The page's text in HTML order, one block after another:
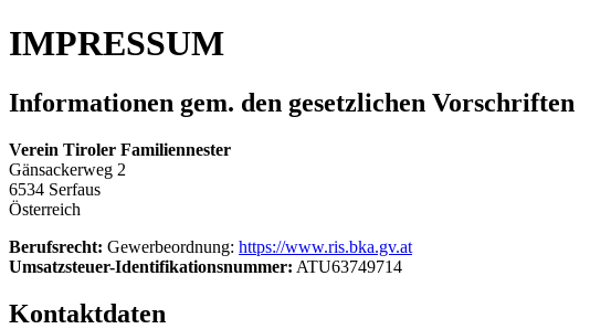
IMPRESSUM
Informationen gem. den gesetzlichen Vorschriften
Verein Tiroler Familiennester
Gänsackerweg 2
6534 Serfaus
Österreich
Berufsrecht: Gewerbeordnung: https://www.ris.bka.gv.at
Umsatzsteuer-Identifikationsnummer: ATU63749714
Kontaktdaten